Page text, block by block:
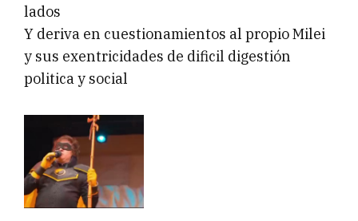
lados
Y deriva en cuestionamientos al propio Milei
y sus exentricidades de dificil digestión
politica y social